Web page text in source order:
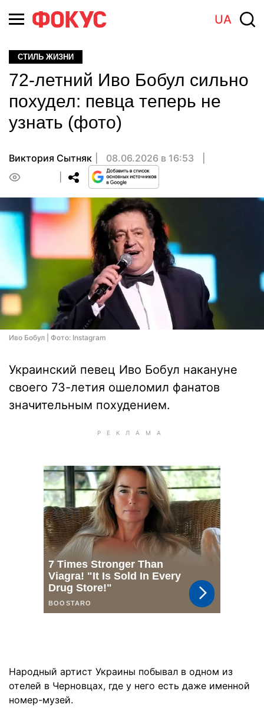
UA
СТИЛЬ ЖИЗНИ
72-летний Иво Бобул сильно
похудел: певца теперь не
узнать (фото)
Виктория Сытняк
08.06.2026 в 16:53
Иво Бобул | Фото: Instagram
Украинский певец Иво Бобул накануне
своего 73-летия ошеломил фанатов
значительным похудением.
Народный артист Украины побывал в одном из
отелей в Черновцах, где у него есть даже именной
номер-музей.